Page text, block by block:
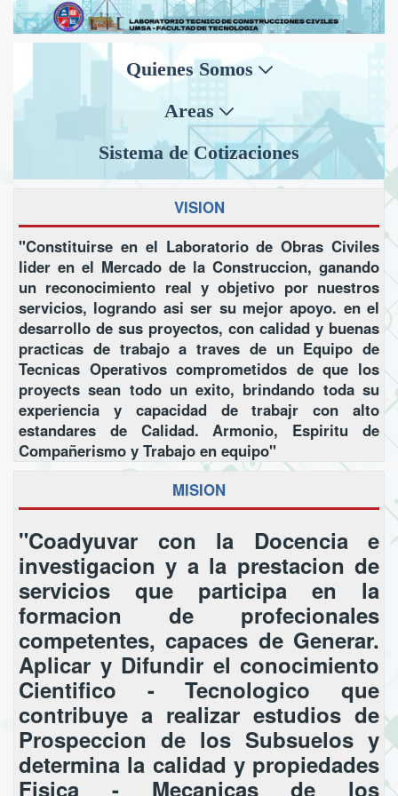
Quienes Somos
Areas
Sistema de Cotizaciones
VISION
"Constituirse en el Laboratorio de Obras Civiles
lider en el Mercado de la Construccion, ganando
un reconocimiento real y objetivo por nuestros
servicios, logrando asi ser su mejor apoyo. en el
desarrollo de sus proyectos, con calidad y buenas
practicas de trabajo a traves de un Equipo de
Tecnicas Operativos comprometidos de que los
proyects sean todo un exito, brindando toda su
experiencia y capacidad de trabajr con alto
estandares de Calidad. Armonio, Espiritu de
Compañerismo y Trabajo en equipo"
MISION
"Coadyuvar con la Docencia e
investigacion y a la prestacion de
servicios que participa en la
formacion de profecionales
competentes, capaces de Generar.
Aplicar y Difundir el conocimiento
Cientifico - Tecnologico que
contribuye a realizar estudios de
Prospeccion de los Subsuelos y
determina la calidad y propiedades
Fisica - Mecanicas de los